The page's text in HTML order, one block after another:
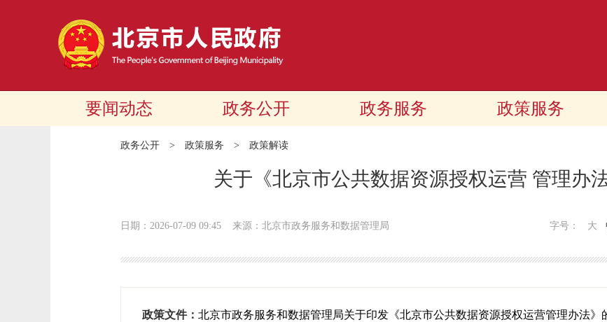
要闻动态 政务公开 政务服务 政策服务
政务公开 > 政策服务 > 政策解读
关于《北京市公共数据资源授权运营 管理办
日期：2026-07-09 09:45 来源：北京市政务服务和数据管理局 字号： 大
政策文件： 北京市政务服务和数据管理局关于印发《北京市公共数据资源授权运营管理办法》